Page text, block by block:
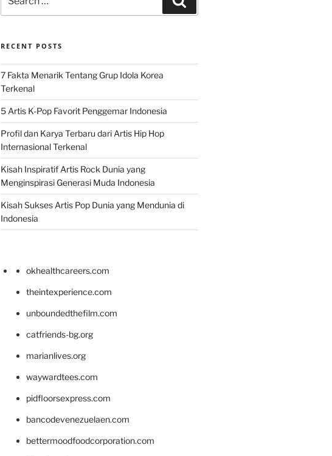
for:
RECENT POSTS
7 Fakta Menarik Tentang Grup Idola Korea
Terkenal
5 Artis K-Pop Favorit Penggemar Indonesia
Profil dan Karya Terbaru dari Artis Hip Hop
Internasional Terkenal
Kisah Inspiratif Artis Rock Dunia yang
Menginspirasi Generasi Muda Indonesia
Kisah Sukses Artis Pop Dunia yang Mendunia di
Indonesia
okhealthcareers.com
theintexperience.com
unboundedthefilm.com
catfriends-bg.org
marianlives.org
waywardtees.com
pidfloorsexpress.com
bancodevenezuelaen.com
bettermoodfoodcorporation.com